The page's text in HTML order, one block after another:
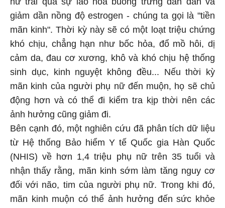
giảm dần nồng độ estrogen - chúng ta gọi là "tiền
mãn kinh". Thời kỳ này sẽ có một loạt triệu chứng
khó chịu, chẳng hạn như bốc hỏa, đổ mồ hôi, dị
cảm da, đau cơ xương, khô và khó chịu hệ thống
sinh dục, kinh nguyệt không đều... Nếu thời kỳ
mãn kinh của người phụ nữ đến muộn, họ sẽ chủ
động hơn và có thể đi kiểm tra kịp thời nên các
ảnh hưởng cũng giảm đi.
Bên cạnh đó, một nghiên cứu đã phân tích dữ liệu
từ Hệ thống Bảo hiểm Y tế Quốc gia Hàn Quốc
(NHIS) về hơn 1,4 triệu phụ nữ trên 35 tuổi và
nhận thấy rằng, mãn kinh sớm làm tăng nguy cơ
đối với não, tim của người phụ nữ. Trong khi đó,
mãn kinh muộn có thể ảnh hưởng đến sức khỏe